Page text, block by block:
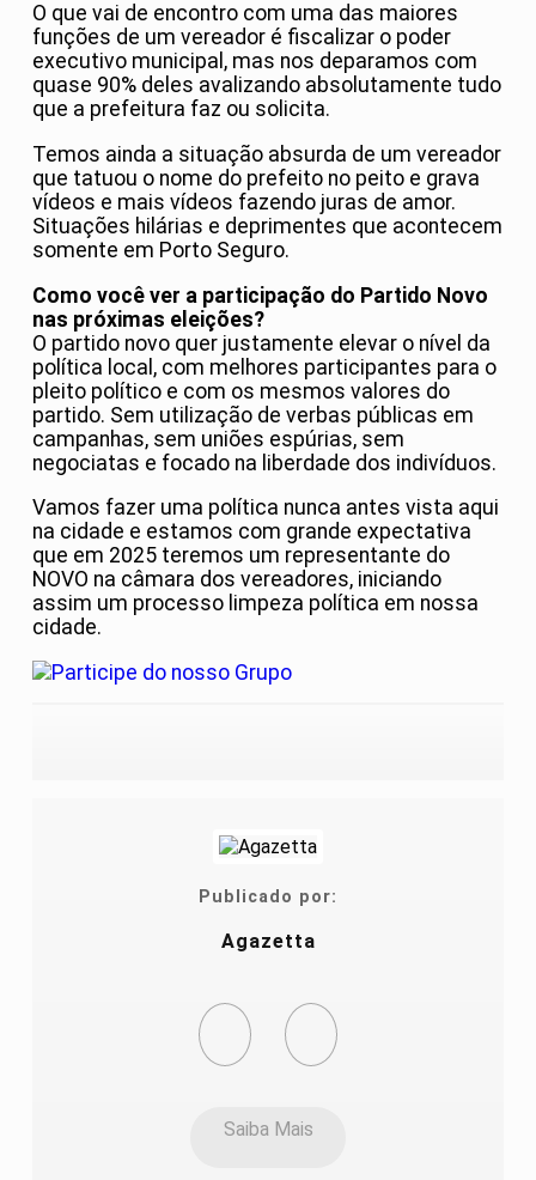
O que vai de encontro com uma das maiores
funções de um vereador é fiscalizar o poder
executivo municipal, mas nos deparamos com
quase 90% deles avalizando absolutamente tudo
que a prefeitura faz ou solicita.
Temos ainda a situação absurda de um vereador
que tatuou o nome do prefeito no peito e grava
vídeos e mais vídeos fazendo juras de amor.
Situações hilárias e deprimentes que acontecem
somente em Porto Seguro.
Como você ver a participação do Partido Novo
nas próximas eleições?
O partido novo quer justamente elevar o nível da
política local, com melhores participantes para o
pleito político e com os mesmos valores do
partido. Sem utilização de verbas públicas em
campanhas, sem uniões espúrias, sem
negociatas e focado na liberdade dos indivíduos.
Vamos fazer uma política nunca antes vista aqui
na cidade e estamos com grande expectativa
que em 2025 teremos um representante do
NOVO na câmara dos vereadores, iniciando
assim um processo limpeza política em nossa
cidade.
Publicado por:
Agazetta
Saiba Mais